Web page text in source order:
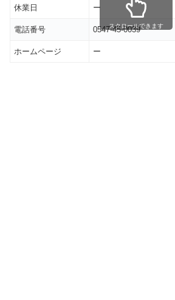
休業日 ー
電話番号 0547-45-0039
ホームページ ー
スクロールできます